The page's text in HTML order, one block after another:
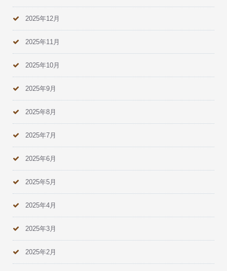
2025年12月
2025年11月
2025年10月
2025年9月
2025年8月
2025年7月
2025年6月
2025年5月
2025年4月
2025年3月
2025年2月